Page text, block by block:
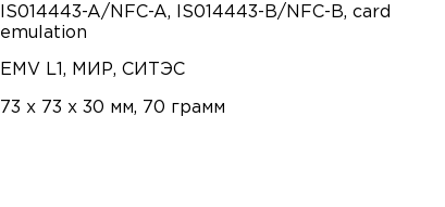
IS014443-A/NFC-A, IS014443-B/NFC-B, card
emulation
EMV L1, МИР, СИТЭС
73 x 73 x 30 мм, 70 грамм